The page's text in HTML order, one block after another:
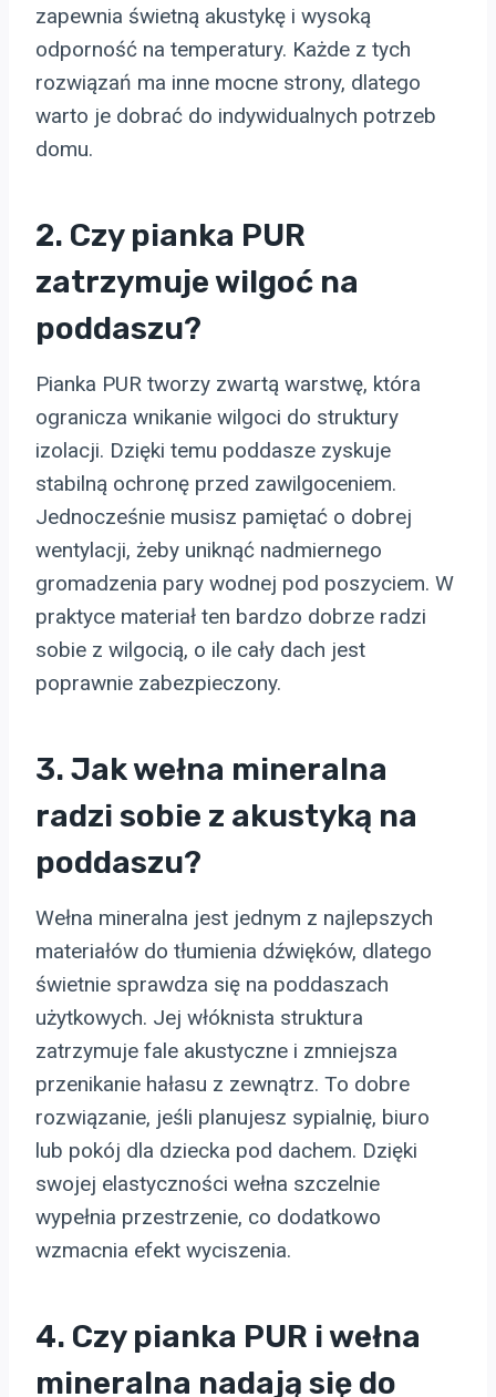
zapewnia świetną akustykę i wysoką
odporność na temperatury. Każde z tych
rozwiązań ma inne mocne strony, dlatego
warto je dobrać do indywidualnych potrzeb
domu.
2. Czy pianka PUR
zatrzymuje wilgoć na
poddaszu?
Pianka PUR tworzy zwartą warstwę, która
ogranicza wnikanie wilgoci do struktury
izolacji. Dzięki temu poddasze zyskuje
stabilną ochronę przed zawilgoceniem.
Jednocześnie musisz pamiętać o dobrej
wentylacji, żeby uniknąć nadmiernego
gromadzenia pary wodnej pod poszyciem. W
praktyce materiał ten bardzo dobrze radzi
sobie z wilgocią, o ile cały dach jest
poprawnie zabezpieczony.
3. Jak wełna mineralna
radzi sobie z akustyką na
poddaszu?
Wełna mineralna jest jednym z najlepszych
materiałów do tłumienia dźwięków, dlatego
świetnie sprawdza się na poddaszach
użytkowych. Jej włóknista struktura
zatrzymuje fale akustyczne i zmniejsza
przenikanie hałasu z zewnątrz. To dobre
rozwiązanie, jeśli planujesz sypialnię, biuro
lub pokój dla dziecka pod dachem. Dzięki
swojej elastyczności wełna szczelnie
wypełnia przestrzenie, co dodatkowo
wzmacnia efekt wyciszenia.
4. Czy pianka PUR i wełna
mineralna nadają się do